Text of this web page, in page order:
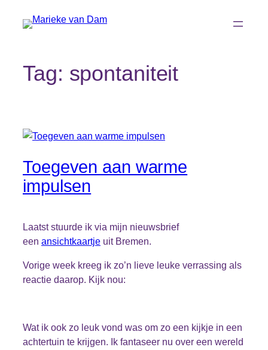
naar
Tag: spontaniteit
Toegeven aan warme
impulsen
Laatst stuurde ik via mijn nieuwsbrief
een ansichtkaartje uit Bremen.
Vorige week kreeg ik zo’n lieve leuke verrassing als
reactie daarop. Kijk nou:
Wat ik ook zo leuk vond was om zo een kijkje in een
achtertuin te krijgen. Ik fantaseer nu over een wereld